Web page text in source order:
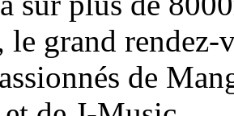
grand rendez-
de